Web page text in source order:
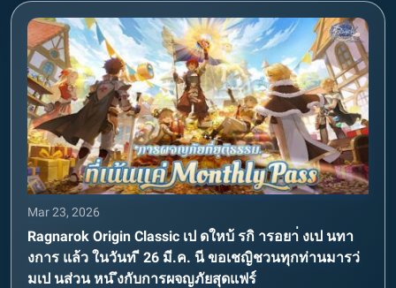
Mar 23, 2026
Ragnarok Origin Classic เป ดใหบ้ รกิ ารอยา่ งเป นทา
งการ แล้ว ในวันท ี 26 มี.ค. นี ขอเชญิชวนทุกท่านมารว่
มเป นส่วน หน ึงกับการผจญภัยสุดแฟร์